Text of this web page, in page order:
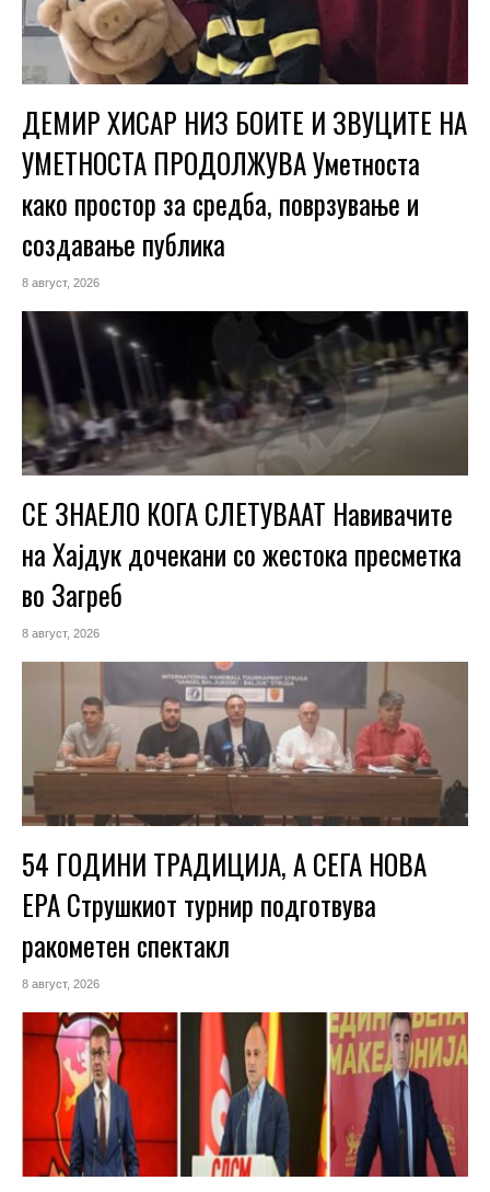
ДЕМИР ХИСАР НИЗ БОИТЕ И ЗВУЦИТЕ НА
УМЕТНОСТА ПРОДОЛЖУВА Уметноста
како простор за средба, поврзување и
создавање публика
8 август, 2026
СЕ ЗНАЕЛО КОГА СЛЕТУВААТ Навивачите
на Хајдук дочекани со жестока пресметка
во Загреб
8 август, 2026
54 ГОДИНИ ТРАДИЦИЈА, А СЕГА НОВА
ЕРА Струшкиот турнир подготвува
ракометен спектакл
8 август, 2026